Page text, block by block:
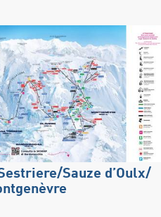
​Sauze d’Oulx/​